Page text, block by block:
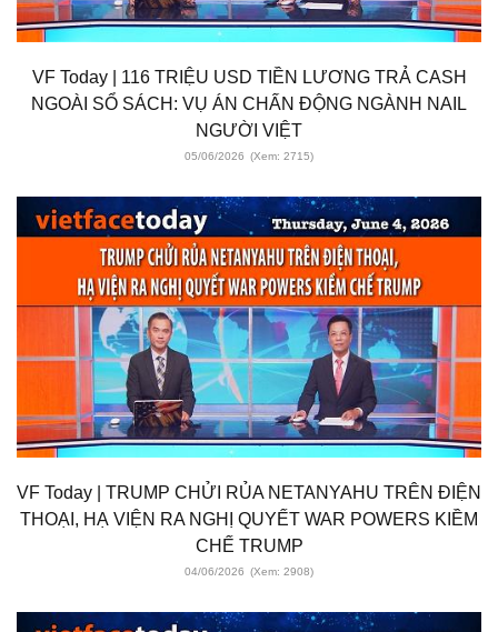
VF Today | 116 TRIỆU USD TIỀN LƯƠNG TRẢ CASH
NGOÀI SỔ SÁCH: VỤ ÁN CHẤN ĐỘNG NGÀNH NAIL
NGƯỜI VIỆT
05/06/2026 (Xem: 2715)
VF Today | TRUMP CHỬI RỦA NETANYAHU TRÊN ĐIỆN
THOẠI, HẠ VIỆN RA NGHỊ QUYẾT WAR POWERS KIỀM
CHẾ TRUMP
04/06/2026 (Xem: 2908)